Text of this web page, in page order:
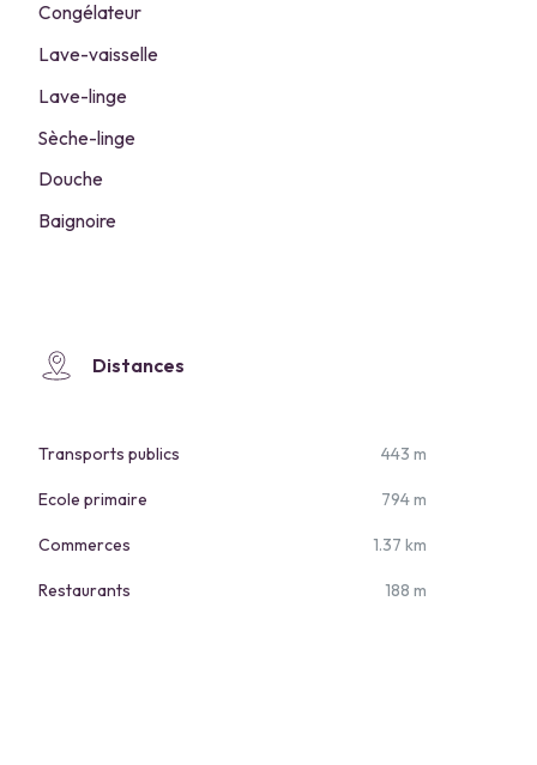
Congélateur
Lave-vaisselle
Lave-linge
Sèche-linge
Douche
Baignoire
Distances
Transports publics 443 m
Ecole primaire 794 m
Commerces 1.37 km
Restaurants 188 m